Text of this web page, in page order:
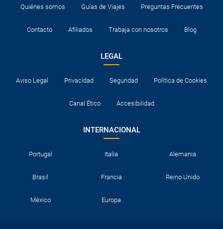
Quiénes somos Guías de Viajes Preguntas Frecuentes
Contacto Afiliados Trabaja con nosotros Blog
LEGAL
Aviso Legal Privacidad Seguridad Política de Cookies
Canal Ético Accesibilidad
INTERNACIONAL
Portugal Italia Alemania
Brasil Francia Reino Unido
México Europa